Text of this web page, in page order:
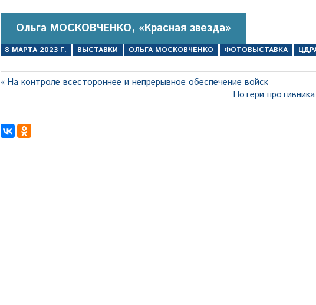
Ольга МОСКОВЧЕНКО, «Красная звезда»
8 МАРТА 2023 Г. ВЫСТАВКИ ОЛЬГА МОСКОВЧЕНКО ФОТОВЫСТАВКА
Навигация
по
записям
Предыдущая
На контроле всестороннее и непрерывное обеспечение войск
Следующая
запись:
Потери